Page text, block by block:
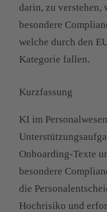
darin, zu verstehen,
besondere
welche durch den
Kategorie fallen.
Kurzfassung
KI im
Onboarding-Texte
besondere
die
Hochrisiko und